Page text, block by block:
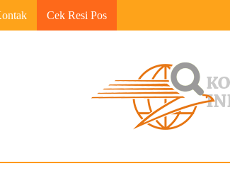
Cek Resi Pos